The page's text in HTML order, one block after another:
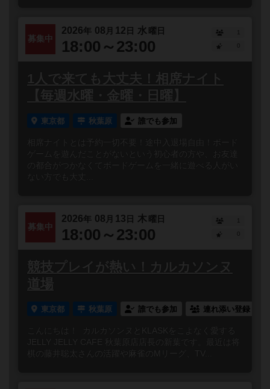
募集中
2026年 08 月 12 日 水 曜日
18:00～23:00
1
1人で来ても大丈夫！相席ナイト
【毎週水曜・金曜・日曜】
東京都 秋葉原 誰でも参加
相席ナイトとは予約一切不要！途中入退場自由！ボード
ゲームを遊んだことがないという初心者の方や、お友達
の都合がつかなくてボードゲームを一緒に遊べる人がい
ない方でも大丈...
募集中
2026年 08 月 13 日 木曜日
18:00～23:00
1
競技プレイが熱い！カルカソンヌ
道場
東京都 秋葉原 誰でも参加 連れ添い登録
こんにちは！ カルカソンヌとKLASKをこよなく愛する
JELLY JELLY CAFE 秋葉原店店長の新葉です。最近は将
棋の藤井聡太さんの活躍や麻雀のMリーグ、TV...